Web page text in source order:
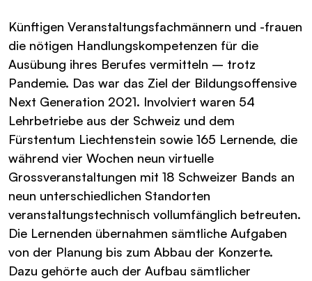
Künftigen Veranstaltungsfachmännern und -frauen
die nötigen Handlungskompetenzen für die
Ausübung ihres Berufes vermitteln – trotz
Pandemie. Das war das Ziel der Bildungsoffensive
Next Generation 2021. Involviert waren 54
Lehrbetriebe aus der Schweiz und dem
Fürstentum Liechtenstein sowie 165 Lernende, die
während vier Wochen neun virtuelle
Grossveranstaltungen mit 18 Schweizer Bands an
neun unterschiedlichen Standorten
veranstaltungstechnisch vollumfänglich betreuten.
Die Lernenden übernahmen sämtliche Aufgaben
von der Planung bis zum Abbau der Konzerte.
Dazu gehörte auch der Aufbau sämtlicher